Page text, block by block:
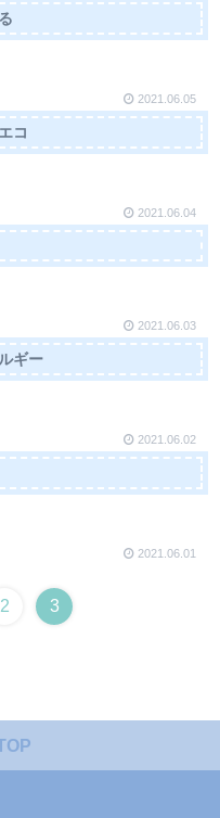
2021.06.05
コ
2021.06.04
2021.06.03
ギー
2021.06.02
2021.06.01
2 3